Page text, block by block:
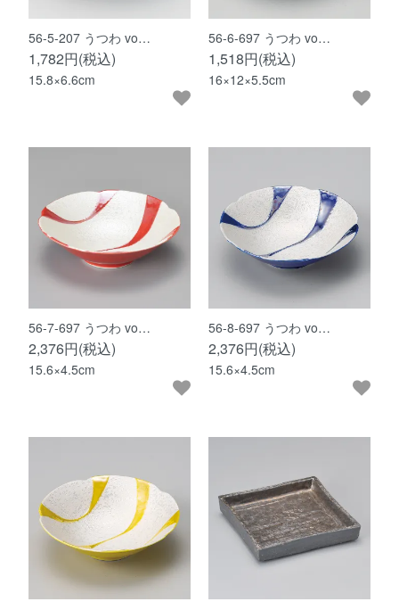
56-5-207 うつわ vo…
1,782円(税込)
15.8×6.6cm
56-6-697 うつわ vo…
1,518円(税込)
16×12×5.5cm
56-7-697 うつわ vo…
2,376円(税込)
15.6×4.5cm
56-8-697 うつわ vo…
2,376円(税込)
15.6×4.5cm